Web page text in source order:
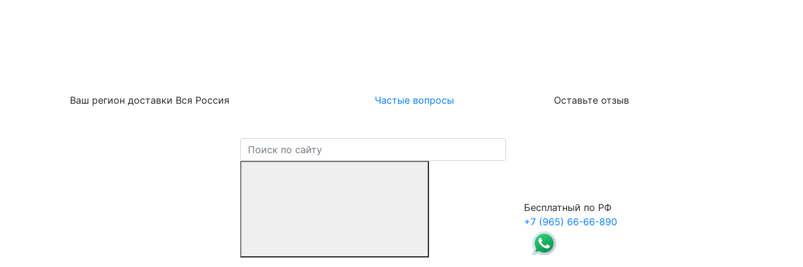
Ваш регион доставки Вся Россия Частые вопросы Оставьте отзыв
Бесплатный по РФ
+7 (965) 66-66-890